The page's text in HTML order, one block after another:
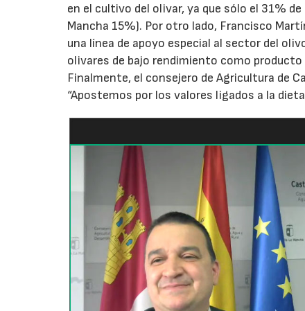
en el cultivo del olivar, ya que sólo el 31%
Mancha 15%). Por otro lado, Francisco
una línea de apoyo especial al sector del
olivares de bajo rendimiento como producto
Finalmente, el consejero de Agricultura de
“Apostemos por los valores ligados a la